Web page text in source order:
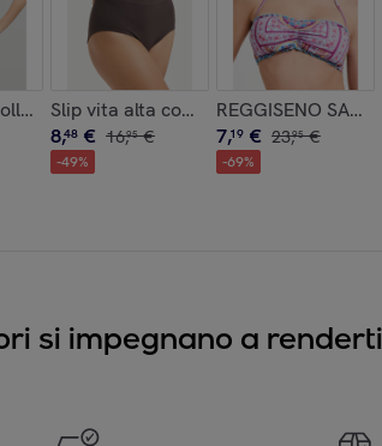
barchetta seamless
Slip vita alta comfort size Q-CYCLE
8,48 € 16,95 €
-49%
REGGISENO
7,19 € 23,95 €
-69%
si impegnano a